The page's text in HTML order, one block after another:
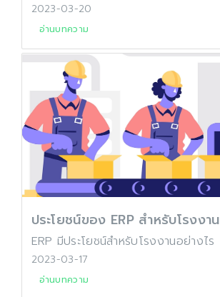
2023-03-20
อ่านบทความ
ประโยชน์ของ ERP สำหรับโรงงาน
ERP มีประโยชน์สำหรับโรงงานอย่างไร
2023-03-17
อ่านบทความ